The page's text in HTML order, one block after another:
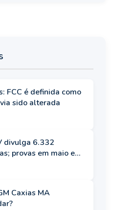
FCC é definida como
sido alterada
divulga 6.332
provas em maio e
Caxias MA